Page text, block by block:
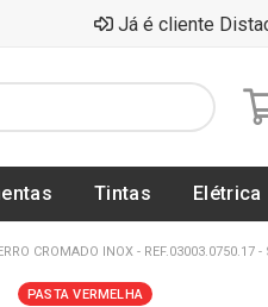
Já é cliente
Tintas Elétrica
CROMADO INOX - REF.03003.0750.17 -
PASTA VERMELHA